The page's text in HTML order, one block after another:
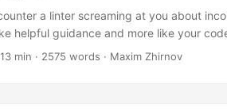
a linter screaming at you about
helpful guidance and more like your
a point. Linting rules occupy a
13 min · 2575 words · Maxim Zhirnov